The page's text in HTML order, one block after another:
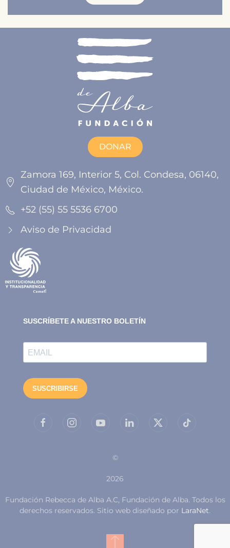
DONAR
Zamora 169, Interior 5, Col. Condesa, 06140,
Ciudad de México, México.
+52 (55) 55 5536 6700
Aviso de Privacidad
©
2026
Fundación Rebecca de Alba A.C, Fundación de Alba. Todos los
derechos reservados. Sitio web diseñado por LaraNet.